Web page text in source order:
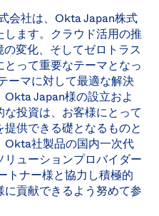
会社は、Okta Japan株式
ます。クラウド活用の推
変化、そしてゼロトラス
とって重要なテーマとなっ
ーマに対して最適な解決
Japan様の設立およ
投資は、お客様にとって
供できる礎となるものと
Okta社製品の国内一次代
ューションプロバイダー
トナー様と協力し積極的
貢献できるよう努めて参